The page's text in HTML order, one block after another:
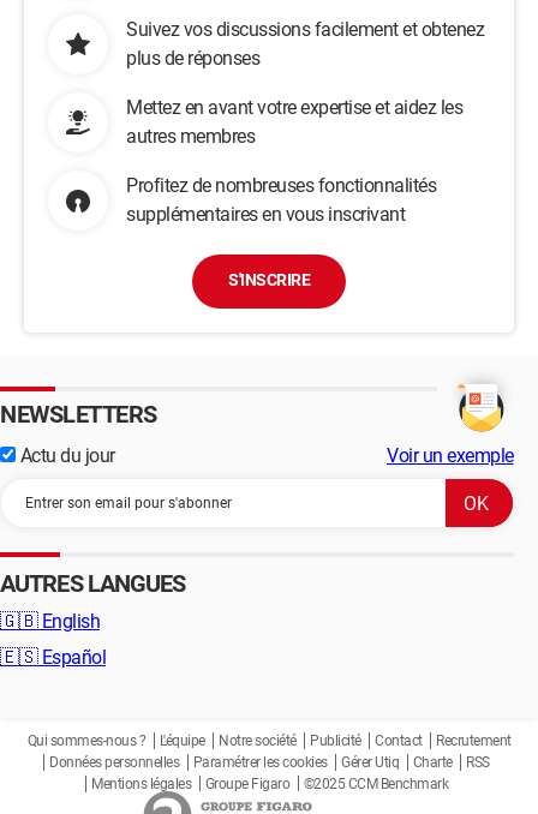
Suivez vos discussions facilement et obtenez
plus de réponses
Mettez en avant votre expertise et aidez les
autres membres
Profitez de nombreuses fonctionnalités
supplémentaires en vous inscrivant
S'INSCRIRE
NEWSLETTERS
Actu du jour Voir un exemple
AUTRES LANGUES
🇬🇧 English
🇪🇸 Español
Qui sommes-nous ? L'équipe Notre société Publicité Contact
Recrutement
Données personnelles
Paramétrer les cookies Gérer Utiq Charte
RSS
Mentions légales
Groupe Figaro ©2025 CCM Benchmark